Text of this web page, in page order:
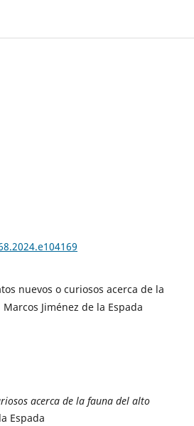
nuevos o curiosos acerca de la
Jiménez de la Espada
acerca de la fauna del alto
Espada